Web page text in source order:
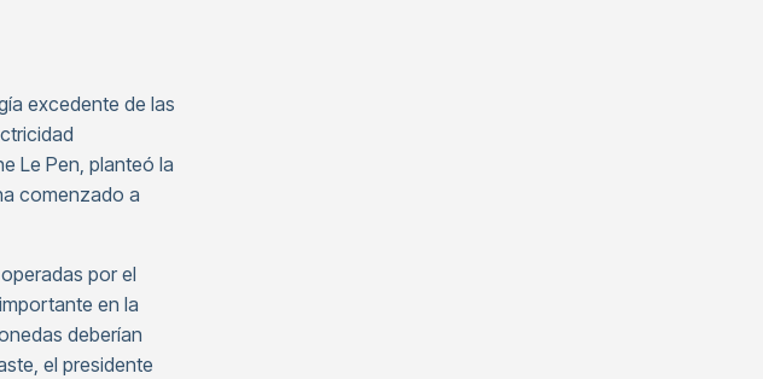
excedente de las
Le Pen, planteó la
comenzado a
por el
en la
deberían
el presidente